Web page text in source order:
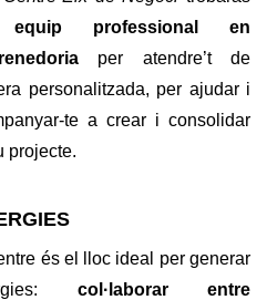
professional
en
per atendre’t de
personalitzada, per ajudar i
te a crear i consolidar
projecte.
és el lloc ideal per generar
col·laborar entre